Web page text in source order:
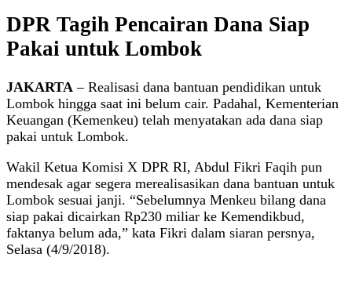
DPR Tagih Pencairan Dana Siap
Pakai untuk Lombok
JAKARTA – Realisasi dana bantuan pendidikan untuk
Lombok hingga saat ini belum cair. Padahal, Kementerian
Keuangan (Kemenkeu) telah menyatakan ada dana siap
pakai untuk Lombok.
Wakil Ketua Komisi X DPR RI, Abdul Fikri Faqih pun
mendesak agar segera merealisasikan dana bantuan untuk
Lombok sesuai janji. “Sebelumnya Menkeu bilang dana
siap pakai dicairkan Rp230 miliar ke Kemendikbud,
faktanya belum ada,” kata Fikri dalam siaran persnya,
Selasa (4/9/2018).